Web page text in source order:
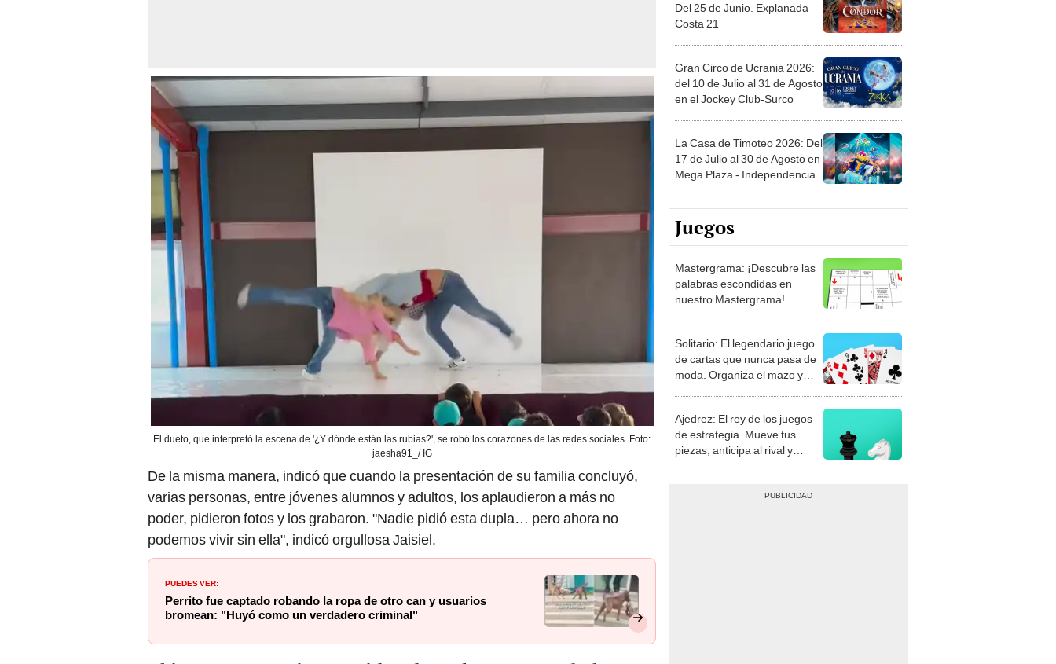
El dueto, que interpretó la escena de '¿Y dónde están las rubias?', se robó los corazones de las redes sociales. Foto:
jaesha91_/ IG
De la misma manera, indicó que cuando la presentación de su familia concluyó,
varias personas, entre jóvenes alumnos y adultos, los aplaudieron a más no
poder, pidieron fotos y los grabaron. "Nadie pidió esta dupla… pero ahora no
podemos vivir sin ella", indicó orgullosa Jaisiel.
PUEDES VER:
Perrito fue captado robando la ropa de otro can y usuarios
bromean: "Huyó como un verdadero criminal"
Del 25 de Junio. Explanada
Costa 21
Gran Circo de Ucrania 2026:
del 10 de Julio al 31 de Agosto
en el Jockey Club-Surco
La Casa de Timoteo 2026: Del
17 de Julio al 30 de Agosto en
Mega Plaza - Independencia
Juegos
Mastergrama: ¡Descubre las
palabras escondidas en
nuestro Mastergrama!
Solitario: El legendario juego
de cartas que nunca pasa de
moda. Organiza el mazo y
Ajedrez: El rey de los juegos
de estrategia. Mueve tus
piezas, anticipa al rival y